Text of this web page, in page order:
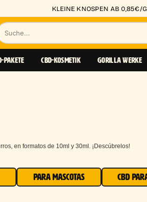
KLEINE KNOSPEN AB 0,85€/
PAKETE CBD-KOSMETIK GORILLA WERKE
en formatos de 10ml y 30ml. ¡Descúbrelos!
PARA MASCOTAS CBD